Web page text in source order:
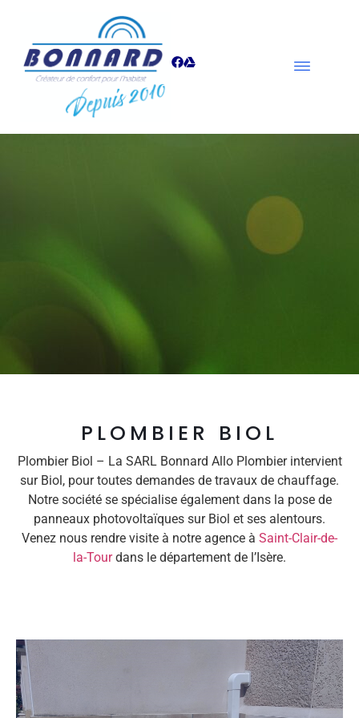
PLOMBIER BIOL
Plombier Biol – La SARL Bonnard Allo Plombier intervient
sur Biol, pour toutes demandes de travaux de chauffage.
Notre société se spécialise également dans la pose de
panneaux photovoltaïques sur Biol et ses alentours.
Venez nous rendre visite à notre agence à Saint-Clair-de-
la-Tourdans le département de l’Isère.